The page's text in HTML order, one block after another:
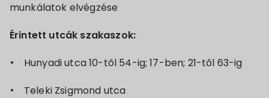
munkálatok elvégzése
Érintett utcák szakaszok:
Hunyadi utca 10-től 54-ig; 17-ben; 21-től 63-ig
Teleki Zsigmond utca